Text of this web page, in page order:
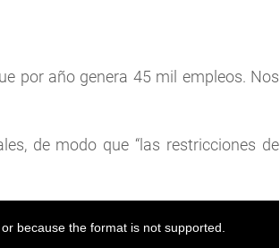
por año genera 45 mil empleos. Nos
de modo que “las restricciones de